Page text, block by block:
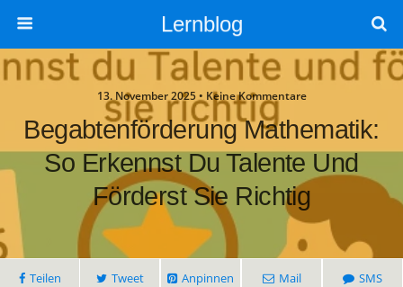
Lernblog
13. November 2025 • Keine Kommentare
Begabtenförderung Mathematik:
So Erkennst Du Talente Und
Förderst Sie Richtig
Teilen Tweet Anpinnen Mail SMS